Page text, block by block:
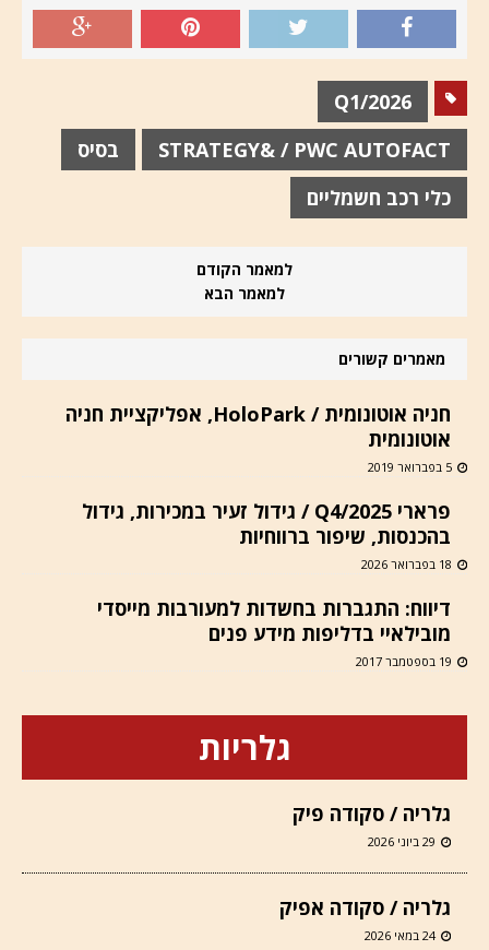
Q1/2026
STRATEGY& / PWC AUTOFACT
בסיס
כלי רכב חשמליים
למאמר הקודם
למאמר הבא
מאמרים קשורים
חניה אוטונומית / HoloPark, אפליקציית חניה
אוטונומית
5 בפברואר 2019
פרארי Q4/2025 / גידול זעיר במכירות, גידול
בהכנסות, שיפור ברווחיות
18 בפברואר 2026
דיווח: התגברות בחשדות למעורבות מייסדי
מובילאיי בדליפות מידע פנים
19 בספטמבר 2017
גלריות
גלריה / סקודה פיק
29 ביוני 2026
גלריה / סקודה אפיק
24 במאי 2026